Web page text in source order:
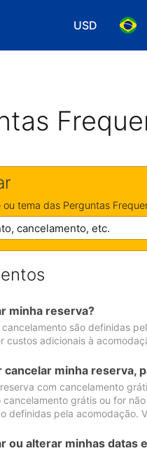
USD
Escolha
tema das Perguntas
minha reserva?
são definidas
custos adicionais à
cancelar minha reserva,
com cancelamento
cancelamento grátis ou for
definidas pela acomodação.
ou alterar minhas datas